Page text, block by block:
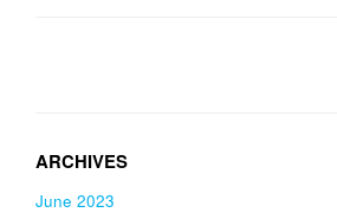
June 2023